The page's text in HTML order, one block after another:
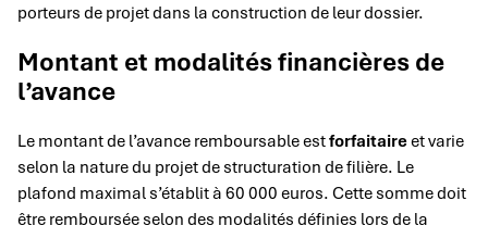
porteurs de projet dans la construction de leur dossier.
Montant et modalités financières de
l’avance
Le montant de l’avance remboursable estforfaitaireet varie
selon la nature du projet de structuration de filière. Le
plafond maximal s’établit à 60 000 euros. Cette somme doit
être remboursée selon des modalités définies lors de la